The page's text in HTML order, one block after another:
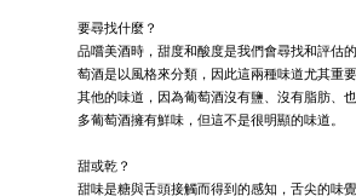
要尋找什麼？
品嚐美酒時，甜度和酸度是我們會尋找和評估
萄酒是以風格來分類，因此這兩種味道尤其重
其他的味道，因為葡萄酒沒有鹽、沒有脂肪、
多葡萄酒擁有鮮味，但這不是很明顯的味道。
甜或乾？
甜味是糖與舌頭接觸而得到的感知，舌尖的味